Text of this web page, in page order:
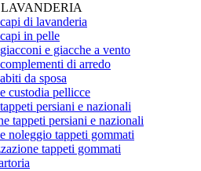
di lavanderia
in pelle
e giacche a vento
di arredo
da sposa
custodia pellicce
persiani e nazionali
tappeti persiani e nazionali
noleggio tappeti gommati
tappeti gommati